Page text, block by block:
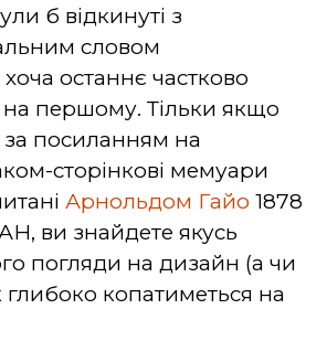
б відкинуті з
словом
хоча останнє частково
на першому. Тільки якщо
посиланням на
сторінкові мемуари
Арнольдом Гайо 1878
ви знайдете якусь
погляди на дизайн (а чи
глибоко копатиметься на